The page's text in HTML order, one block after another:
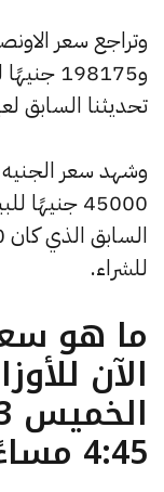
تحديثنا السابق
للشراء.
الآن
4:45 مساءً )